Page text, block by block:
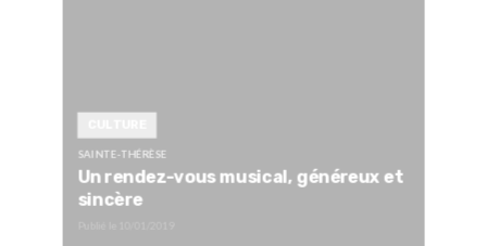
SAINTE-THÉRÈSE
Un rendez-vous musical, généreux et
sincère